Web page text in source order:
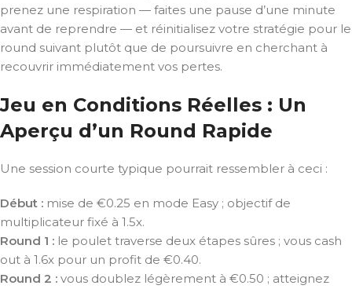
prenez une respiration — faites une pause d’une minute
avant de reprendre — et réinitialisez votre stratégie pour le
round suivant plutôt que de poursuivre en cherchant à
recouvrir immédiatement vos pertes.
Jeu en Conditions Réelles : Un
Aperçu d’un Round Rapide
Une session courte typique pourrait ressembler à ceci :
Début : mise de €0.25 en mode Easy ; objectif de
multiplicateur fixé à 1.5x.
Round 1 : le poulet traverse deux étapes sûres ; vous cash
out à 1.6x pour un profit de €0.40.
Round 2 : vous doublez légèrement à €0.50 ; atteignez